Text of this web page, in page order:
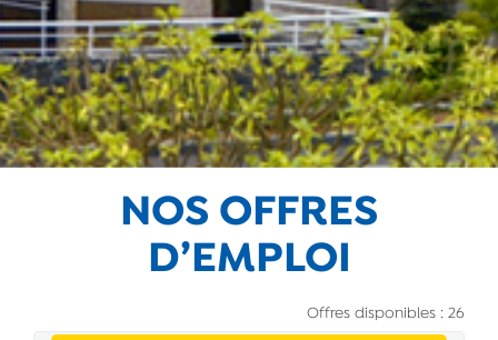
NOS OFFRES
D’EMPLOI
Offres disponibles : 26